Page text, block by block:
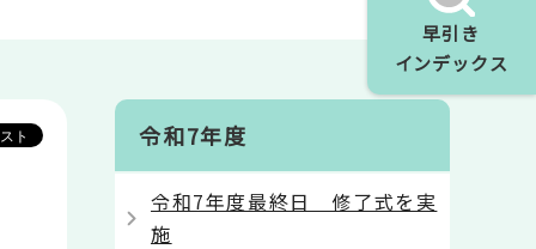
早引き
インデックス
令和7年度
令和7年度最終日 修了式を実
施